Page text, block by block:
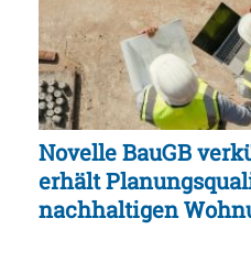
Novelle BauGB
erhält
nachhaltigen